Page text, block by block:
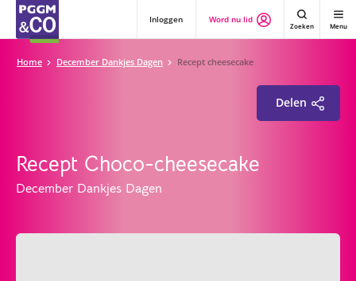
Inloggen Word nu lid
Zoeken Menu
Home December Dankjes Dagen Recept cheesecake
Recept Choco-cheesecake
December Dankjes Dagen
Delen